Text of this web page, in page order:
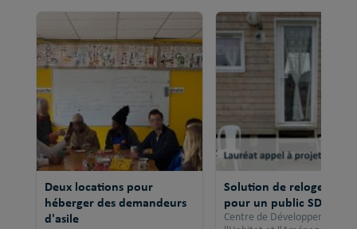
Deux locations pour
héberger des demandeurs
d'asile
Solution de relogement
pour un public SDF
Centre de Développement